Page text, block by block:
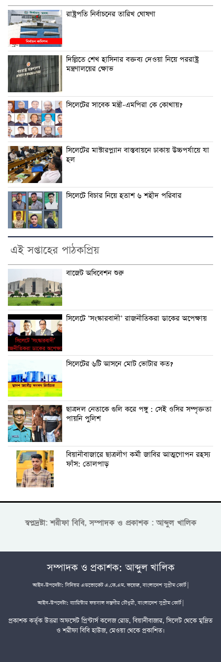
রাষ্ট্রপতি নির্বাচনের তারিখ ঘোষণা
দিল্লিতে শেখ হাসিনার বক্তব্য দেওয়া নিয়ে পররাষ্ট্র
মন্ত্রণালয়ের ক্ষোভ
সিলেটের সাবেক মন্ত্রী-এমপিরা কে কোথায়?
সিলেটের মাস্টারপ্ল্যান বাস্তবায়নে ঢাকায় উচ্চপর্যায়ে যা
হল
সিলেটে বিচার নিয়ে হতাশ ৬ শহীদ পরিবার
এই সপ্তাহের পাঠকপ্রিয়
বাজেট অধিবেশন শুরু
সিলেটে ‘সংস্কারবাদী’ রাজনীতিকরা ডাকের অপেক্ষায়
সিলেটের ৬টি আসনে মোট ভোটার কত?
ছাত্রদল নেতাকে গুলি করে পঙ্গু : সেই ওসির সম্পৃক্ততা
পায়নি পুলিশ
বিয়ানীবাজারে ছাত্রলীগ কর্মী জাবির আত্মগোপন রহস্য
ফাঁস: তোলপাড়
স্বপ্নদ্রষ্টা: শরীফা বিবি, সম্পাদক ও প্রকাশক : আব্দুল খালিক
সম্পাদক ও প্রকাশক: আব্দুল খালিক
আইন-উপদেষ্টা: সিনিয়র এডভোকেট এ.কে.এম. ফয়েজ, বাংলাদেশ সুপ্রীম কোর্ট |
আইন-উপদেষ্টা: ব্যারিস্টার ফয়সাল দস্তগীর চৌধুরী, বাংলাদেশ সুপ্রীম কোর্ট |
প্রকাশক কর্তৃক উত্তরা অফসেট প্রিন্টার্স কলেজ রোড, বিয়ানীবাজার, সিলেট থেকে মুদ্রিত
ও শরীফা বিবি হাউজ, মেওয়া থেকে প্রকাশিত।